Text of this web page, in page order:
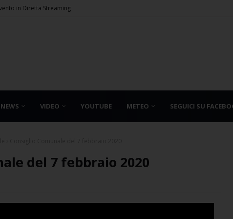
in Diretta Streaming
NEWS VIDEO YOUTUBE METEO SEGUICI SU
del 7 febbraio 2020